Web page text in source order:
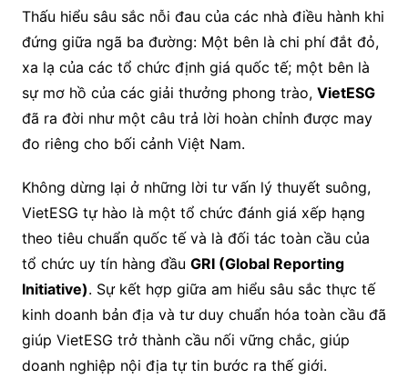
Thấu hiểu sâu sắc nỗi đau của các nhà điều hành khi
đứng giữa ngã ba đường: Một bên là chi phí đắt đỏ,
xa lạ của các tổ chức định giá quốc tế; một bên là
sự mơ hồ của các giải thưởng phong trào, VietESG
đã ra đời như một câu trả lời hoàn chỉnh được may
đo riêng cho bối cảnh Việt Nam.
Không dừng lại ở những lời tư vấn lý thuyết suông,
VietESG tự hào là một tổ chức đánh giá xếp hạng
theo tiêu chuẩn quốc tế và là đối tác toàn cầu của
tổ chức uy tín hàng đầu GRI (Global Reporting
Initiative). Sự kết hợp giữa am hiểu sâu sắc thực tế
kinh doanh bản địa và tư duy chuẩn hóa toàn cầu đã
giúp VietESG trở thành cầu nối vững chắc, giúp
doanh nghiệp nội địa tự tin bước ra thế giới.